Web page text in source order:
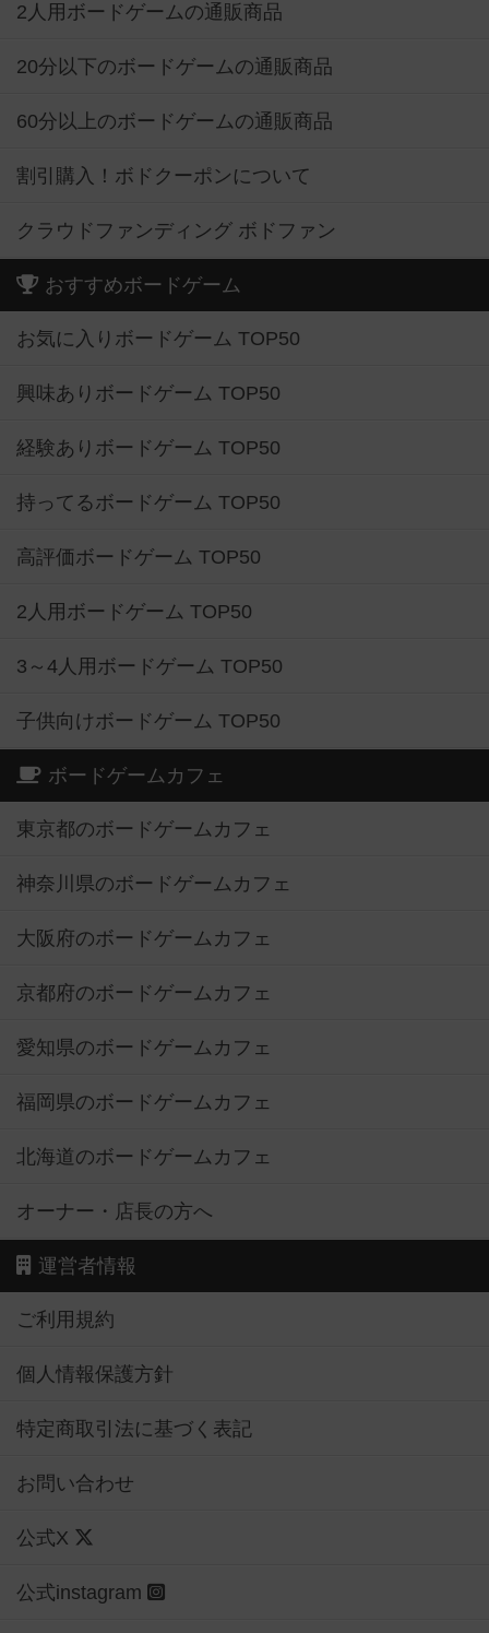
2人用ボードゲームの通販商品
20分以下のボードゲームの通販商品
60分以上のボードゲームの通販商品
割引購入！ボドクーポンについて
クラウドファンディング ボドファン
おすすめボードゲーム
お気に入りボードゲーム TOP50
興味ありボードゲーム TOP50
経験ありボードゲーム TOP50
持ってるボードゲーム TOP50
高評価ボードゲーム TOP50
2人用ボードゲーム TOP50
3～4人用ボードゲーム TOP50
子供向けボードゲーム TOP50
ボードゲームカフェ
東京都のボードゲームカフェ
神奈川県のボードゲームカフェ
大阪府のボードゲームカフェ
京都府のボードゲームカフェ
愛知県のボードゲームカフェ
福岡県のボードゲームカフェ
北海道のボードゲームカフェ
オーナー・店長の方へ
運営者情報
ご利用規約
個人情報保護方針
特定商取引法に基づく表記
お問い合わせ
公式X
公式instagram